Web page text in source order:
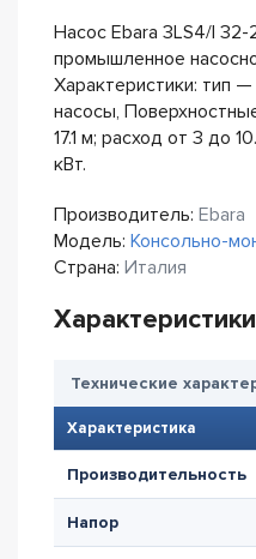
Насос Ebara 3LS4/I
промышленное
Характеристики: тип
насосы,
17.1 м; расход от 3 до
кВт.
Производитель: Ebara
Модель: Консольно-
Страна: Италия
Характеристики
Технические
Характеристика
Производительность
Напор